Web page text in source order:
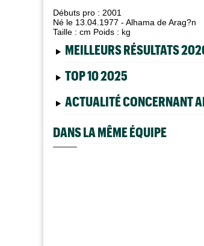
Débuts pro : 2001
Né le 13.04.1977 - Alhama de Arag?n
Taille : cm Poids : kg
MEILLEURS RÉSULTATS
TOP 10 2025
ACTUALITÉ CONCERNANT
DANS LA MÊME ÉQUIPE